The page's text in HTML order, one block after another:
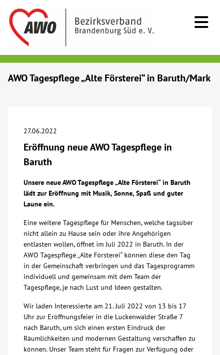
Beratung & Hilfe
Begegnung
Bildung
Über uns
Veranstaltungen
Spenden
Mitmachen
Karriere
AWO Tagespflege „Alte Försterei“ in Baruth/Mark
27.06.2022
Eröffnung neue AWO Tagespflege in
Baruth
Unsere neue AWO Tagespflege „Alte Försterei“ in Baruth
lädt zur Eröffnung mit Musik, Sonne, Spaß und guter
Laune ein.
Eine weitere Tagespflege für Menschen, welche tagsüber
nicht allein zu Hause sein oder ihre Angehörigen
entlasten wollen, öffnet im Juli 2022 in Baruth. In der
AWO Tagespflege „Alte Försterei“ können diese den Tag
in der Gemeinschaft verbringen und das Tagesprogramm
individuell und gemeinsam mit dem Team der
Tagespflege, je nach Lust und Ideen gestalten.
Wir laden Interessierte am 21. Juli 2022 von 13 bis 17
Uhr zur Eröffnungsfeier in die Luckenwalder Straße 7
nach Baruth, um sich einen ersten Eindruck der
Räumlichkeiten und modernen Gestaltung verschaffen zu
können. Unser Team steht für Fragen zur Verfügung oder